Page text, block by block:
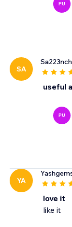
PU
SA
useful
PU
YA
love it
like it